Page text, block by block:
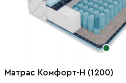
Матрас Комфорт-Н (1200)